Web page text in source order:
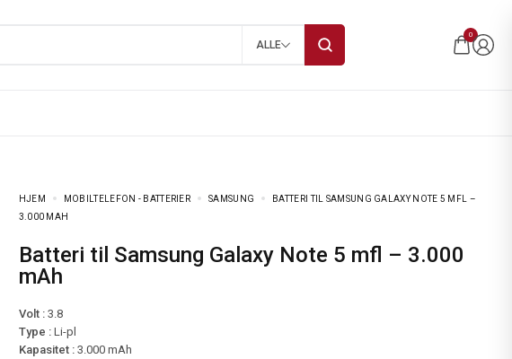
ALLE
0
HJEM MOBILTELEFON - BATTERIER SAMSUNG
BATTERI TIL SAMSUNG GALAXY NOTE 5 MFL –
3.000 MAH
Batteri til Samsung Galaxy Note 5 mfl – 3.000
mAh
Volt :3.8
Type : Li-pl
Kapasitet : 3.000 mAh